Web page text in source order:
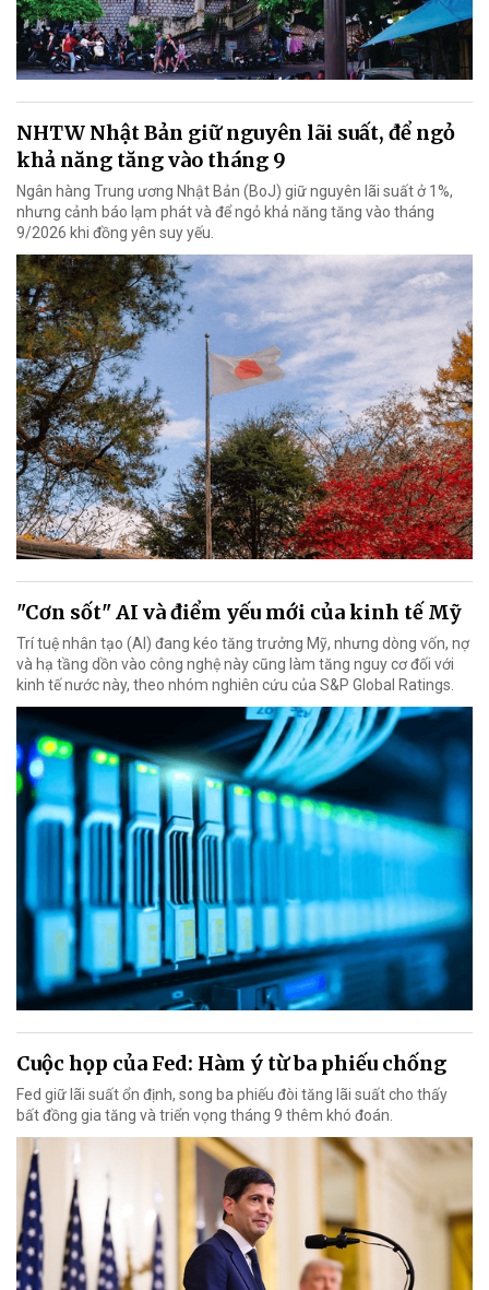
NHTW Nhật Bản giữ nguyên lãi suất, để ngỏ
khả năng tăng vào tháng 9
Ngân hàng Trung ương Nhật Bản (BoJ) giữ nguyên lãi suất ở 1%,
nhưng cảnh báo lạm phát và để ngỏ khả năng tăng vào tháng
9/2026 khi đồng yên suy yếu.
"Cơn sốt" AI và điểm yếu mới của kinh tế Mỹ
Trí tuệ nhân tạo (AI) đang kéo tăng trưởng Mỹ, nhưng dòng vốn, nợ
và hạ tầng dồn vào công nghệ này cũng làm tăng nguy cơ đối với
kinh tế nước này, theo nhóm nghiên cứu của S&P Global Ratings.
Cuộc họp của Fed: Hàm ý từ ba phiếu chống
Fed giữ lãi suất ổn định, song ba phiếu đòi tăng lãi suất cho thấy
bất đồng gia tăng và triển vọng tháng 9 thêm khó đoán.